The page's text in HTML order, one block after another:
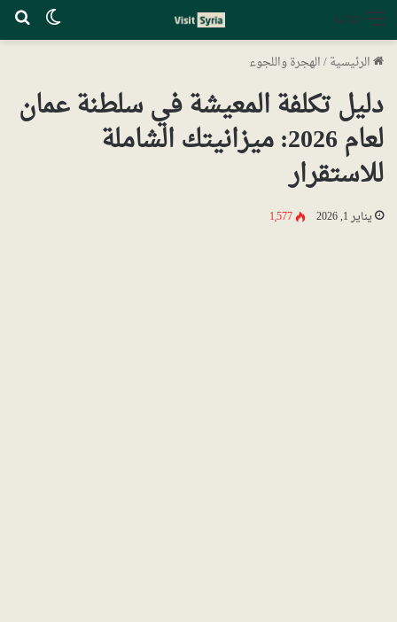
القائمة
الرئيسية/الهجرة واللجوء
دليل تكلفة المعيشة في سلطنة عمان
لعام 2026: ميزانيتك الشاملة
للاستقرار
يناير 1, 2026 1٬577